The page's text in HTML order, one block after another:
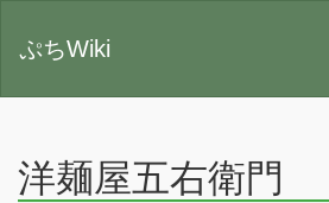
ぷちWiki
洋麺屋五右衛門